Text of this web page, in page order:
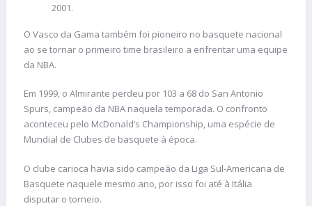
2001.
O Vasco da Gama também foi pioneiro no basquete nacional
ao se tornar o primeiro time brasileiro a enfrentar uma equipe
da NBA.
Em 1999, o Almirante perdeu por 103 a 68 do San Antonio
Spurs, campeão da NBA naquela temporada. O confronto
aconteceu pelo McDonald’s Championship, uma espécie de
Mundial de Clubes de basquete à época.
O clube carioca havia sido campeão da Liga Sul-Americana de
Basquete naquele mesmo ano, por isso foi até à Itália
disputar o torneio.